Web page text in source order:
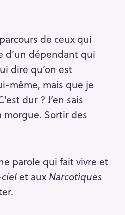
de ceux qui
d’un dépendant qui
dire qu’on est
même, mais que je
dur ? J’en sais
morgue. Sortir des
parole qui fait vivre et
et aux Narcotiques